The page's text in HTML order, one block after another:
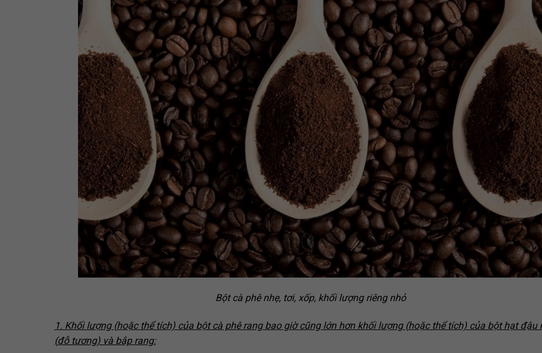
Bột cà phê nhẹ, tơi, xốp, khối lượng riêng nhỏ
1. Khối lượng (hoặc thể tích) của bột cà phê rang bao giờ cũng lớn hơn khối lượng (hoặc thể tích) của bột hạt đậu
(đỗ tương) và bắp rang: